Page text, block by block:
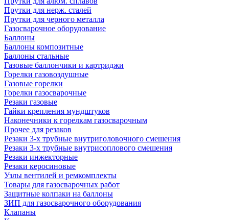
Прутки для нерж. сталей
Прутки для черного металла
Газосварочное оборудование
Баллоны
Баллоны композитные
Баллоны стальные
Газовые баллончики и картриджи
Горелки газовоздушные
Газовые горелки
Горелки газосварочные
Резаки газовые
Гайки крепления мундштуков
Наконечники к горелкам газосварочным
Прочее для резаков
Резаки 3-х трубные внутриголовочного смешения
Резаки 3-х трубные внутрисоплового смешения
Резаки инжекторные
Резаки керосиновые
Узлы вентилей и ремкомплекты
Товары для газосварочных работ
Защитные колпаки на баллоны
ЗИП для газосварочного оборудования
Клапаны